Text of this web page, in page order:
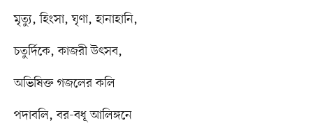
মৃত্যু, হিংসা, ঘৃণা, হানাহানি,
চতুর্দিকে, কাজরী উৎসব,
অভিষিক্ত গজলের কলি
পদাবলি, বর-বধূ আলিঙ্গনে